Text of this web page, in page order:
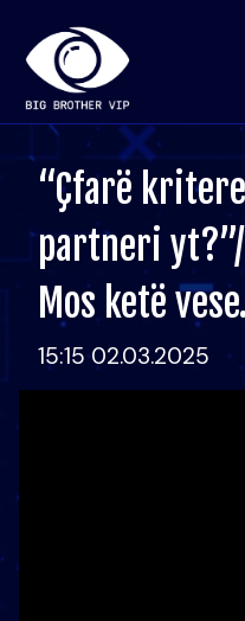
“Çfarë
partneri
Mos ketë
15:15 02.03.2025